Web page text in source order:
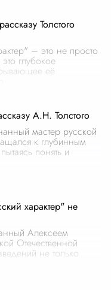
Толстого
– это не просто
глубокое
её
А.Н. Толстого
мастер русской
к глубинным
понять и
характер" не
Алексеем
Отечественной
не только